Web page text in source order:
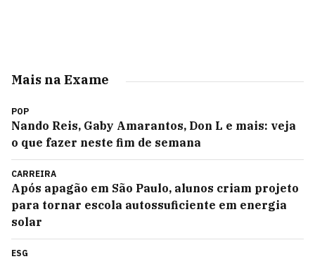
Mais na Exame
POP
Nando Reis, Gaby Amarantos, Don L e mais: veja
o que fazer neste fim de semana
CARREIRA
Após apagão em São Paulo, alunos criam projeto
para tornar escola autossuficiente em energia
solar
ESG